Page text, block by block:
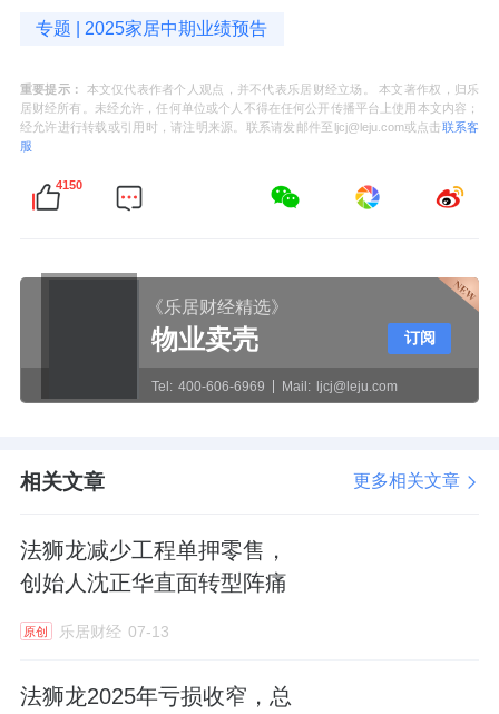
专题 | 2025家居中期业绩预告
重要提示：
本文仅代表作者个人观点，并不代表乐居财经立场。 本文著作权，归乐
居财经所有。未经允许，任何单位或个人不得在任何公开传播平台上使用本文内容；
经允许进行转载或引用时，请注明来源。联系请发邮件至ljcj@leju.com或点击联系客
服
4150
《乐居财经精选》
物业卖壳
Tel: 400-606-6969 Mail: ljcj@leju.com
订阅
相关文章 更多相关文章
法狮龙减少工程单押零售，
创始人沈正华直面转型阵痛
原创 乐居财经 07-13
法狮龙2025年亏损收窄，总